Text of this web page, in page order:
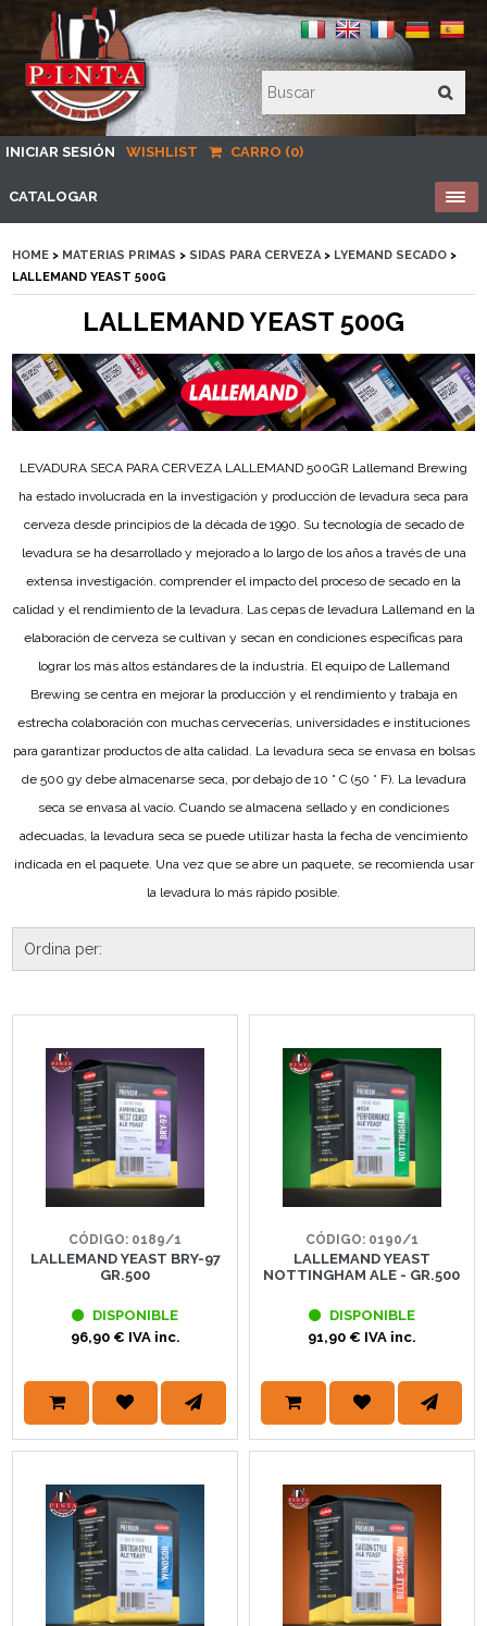
INICIAR SESIÓN WISHLIST CARRO (0)
CATALOGAR
HOME > MATERIAS PRIMAS > SIDAS PARA CERVEZA> LYEMAND SECADO >
LALLEMAND YEAST 500G
LALLEMAND YEAST 500G
LEVADURA SECA PARA CERVEZA LALLEMAND 500GR Lallemand Brewing
ha estado involucrada en la investigación y producción de levadura seca para
cerveza desde principios de la década de 1990. Su tecnología de secado de
levadura se ha desarrollado y mejorado a lo largo de los años a través de una
extensa investigación. comprender el impacto del proceso de secado en la
calidad y el rendimiento de la levadura. Las cepas de levadura Lallemand en la
elaboración de cerveza se cultivan y secan en condiciones específicas para
lograr los más altos estándares de la industria. El equipo de Lallemand
Brewing se centra en mejorar la producción y el rendimiento y trabaja en
estrecha colaboración con muchas cervecerías, universidades e instituciones
para garantizar productos de alta calidad. La levadura seca se envasa en bolsas
de 500 gy debe almacenarse seca, por debajo de 10 ° C (50 ° F). La levadura
seca se envasa al vacío. Cuando se almacena sellado y en condiciones
adecuadas, la levadura seca se puede utilizar hasta la fecha de vencimiento
indicada en el paquete. Una vez que se abre un paquete, se recomienda usar
la levadura lo más rápido posible.
CÓDIGO: 0189/1
LALLEMAND YEAST BRY-97
GR.500
DISPONIBLE
96,90 € IVA inc.
CÓDIGO: 0190/1
LALLEMAND YEAST
NOTTINGHAM ALE - GR.500
DISPONIBLE
91,90 € IVA inc.